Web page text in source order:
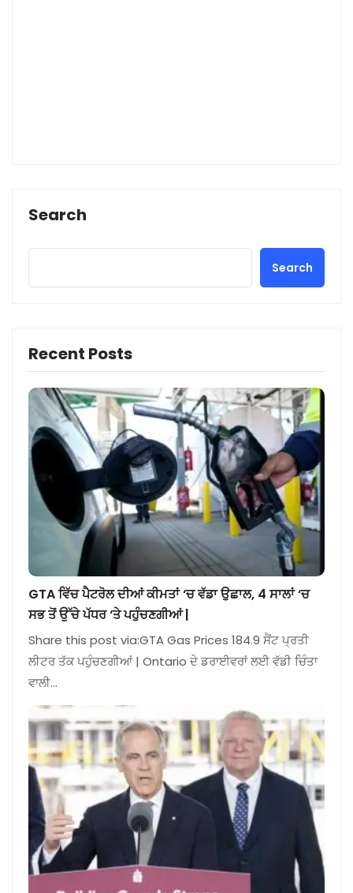
Search
Search
Recent Posts
GTA ਵਿੱਚ ਪੈਟਰੋਲ ਦੀਆਂ ਕੀਮਤਾਂ ‘ਚ ਵੱਡਾ ਉਛਾਲ, 4 ਸਾਲਾਂ ‘ਚ
ਸਭ ਤੋਂ ਉੱਚੇ ਪੱਧਰ ‘ਤੇ ਪਹੁੰਚਣਗੀਆਂ |
Share this post via:GTA Gas Prices 184.9 ਸੈਂਟ ਪ੍ਰਤੀ
ਲੀਟਰ ਤੱਕ ਪਹੁੰਚਣਗੀਆਂ | Ontario ਦੇ ਡਰਾਈਵਰਾਂ ਲਈ ਵੱਡੀ ਚਿੰਤਾ
ਵਾਲੀ…